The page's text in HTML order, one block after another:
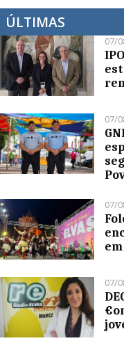
ÚLTIMAS
07/
07/
07/
07/